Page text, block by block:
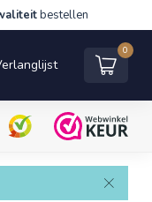
bestellen
0